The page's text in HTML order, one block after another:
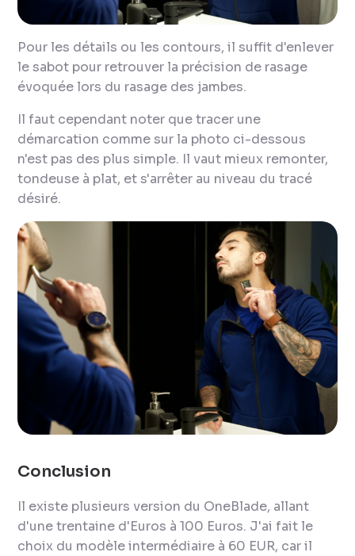
Pour les détails ou les contours, il suffit d'enlever
le sabot pour retrouver la précision de rasage
évoquée lors du rasage des jambes.
Il faut cependant noter que tracer une
démarcation comme sur la photo ci-dessous
n'est pas des plus simple. Il vaut mieux remonter,
tondeuse à plat, et s'arrêter au niveau du tracé
désiré.
Conclusion
Il existe plusieurs version du OneBlade, allant
d'une trentaine d'Euros à 100 Euros. J'ai fait le
choix du modèle intermédiaire à 60 EUR, car il